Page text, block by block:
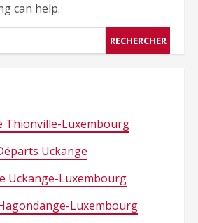
can help.
Thionville-Luxembourg
Uckange
Uckange-Luxembourg
Luxembourg